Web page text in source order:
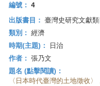
編號： 4
出版書目： 臺灣史研究文獻
類別： 經濟
時期(主題)：
日治
作者： 張乃文
題名 (點擊閱讀)：
〈日本時代臺灣的土地徵收